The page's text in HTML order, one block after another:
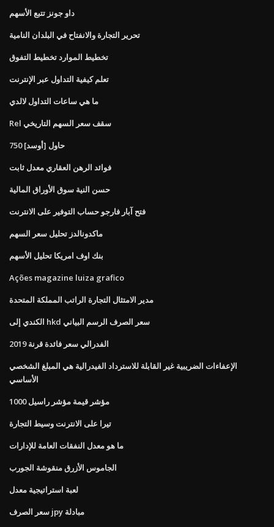
داو جونز تتبع الأسهم
تحرير التجارة والانفتاح في البلدان النامية
تخطيط الموارد تخطيط التفوق
تعلم كيفية التداول عبر الإنترنت
ما هي ساعات التداول لالدي
Rel سقف سعر السهم التاريخي
750 حاول [أوسد]
فوائد الرهن العقاري معدل ثابت
حسن النية سوق الأوراق المالية
فتح آبار فارجو حساب التوفير على الانترنت
ماكدونالدز تحليل سعر السهم
بنك اوف امريكا تحليل الأسهم
Ações magazine luiza grafico
مدير الامتثال التجارة الراتب المملكة المتحدة
الكندي إلى hkd سعر الصرف الرسم البياني
الفدرالي سعر فائدة قرنة 2019
الإعفاءات الضريبية غير القابلة للاسترداد الفيدرالية هي المبلغ الشخصي
الأساسي
مؤشر قيمة مؤشر راسيل 1000
تيرا على الانترنت وسيط التجارة
ما هو معدل النفقات العامة للإدارات
الجاموس الأزرق منقوشة الجورب
لعبة استراتيجية معدل
سعر الصرف jpy مبادلة